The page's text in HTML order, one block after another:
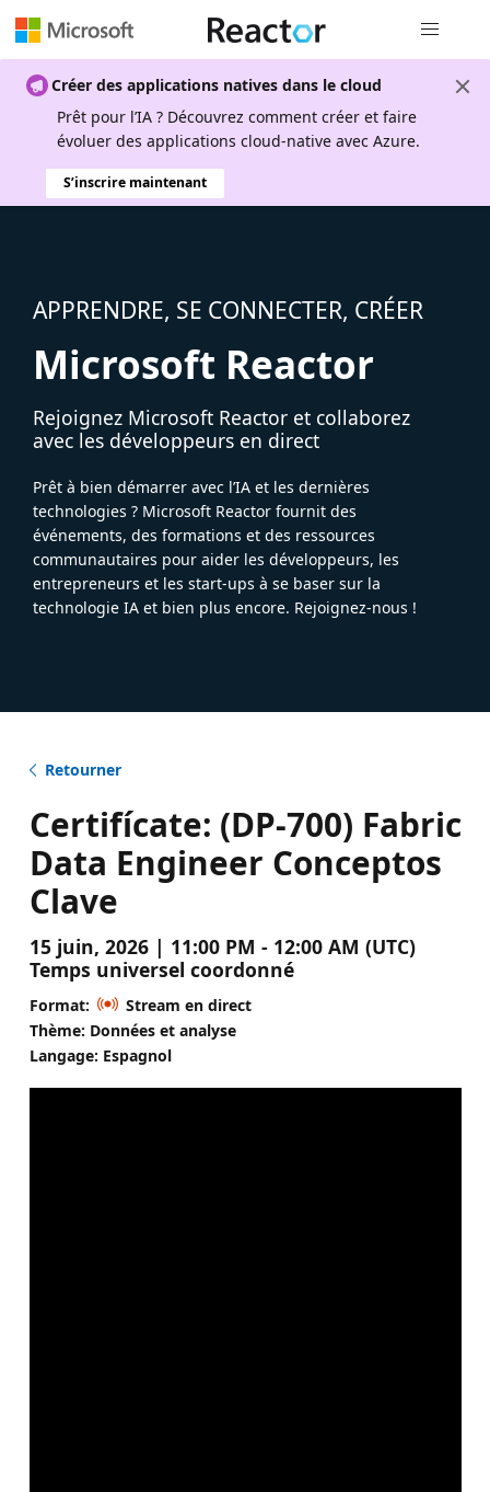
Créer des applications natives dans le cloud
Prêt pour l’IA ? Découvrez comment créer et faire
évoluer des applications cloud-native avec Azure.
S’inscrire maintenant
APPRENDRE, SE CONNECTER, CRÉER
Microsoft Reactor
Rejoignez Microsoft Reactor et collaborez
avec les développeurs en direct
Prêt à bien démarrer avec l’IA et les dernières
technologies ? Microsoft Reactor fournit des
événements, des formations et des ressources
communautaires pour aider les développeurs, les
entrepreneurs et les start-ups à se baser sur la
technologie IA et bien plus encore. Rejoignez-nous !
Retourner
Certifícate: (DP-700) Fabric
Data Engineer Conceptos
Clave
15 juin, 2026 | 11:00 PM - 12:00 AM (UTC)
Temps universel coordonné
Format:
Stream en direct
Thème: Données et analyse
Langage: Espagnol